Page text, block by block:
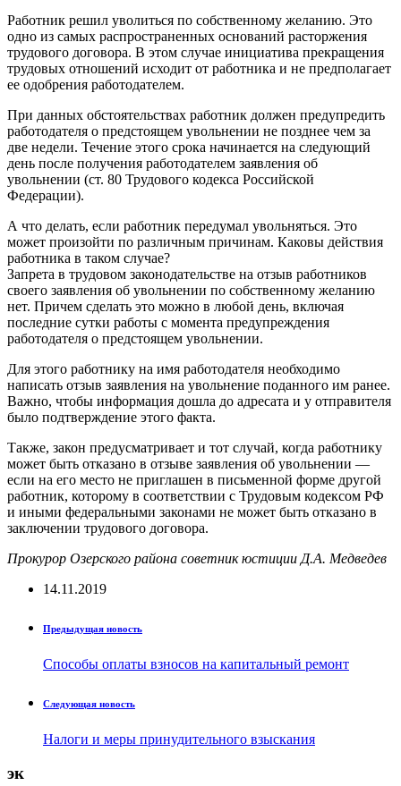
Работник решил уволиться по собственному желанию. Это
одно из самых распространенных оснований расторжения
трудового договора. В этом случае инициатива прекращения
трудовых отношений исходит от работника и не предполагает
ее одобрения работодателем.
При данных обстоятельствах работник должен предупредить
работодателя о предстоящем увольнении не позднее чем за
две недели. Течение этого срока начинается на следующий
день после получения работодателем заявления об
увольнении (ст. 80 Трудового кодекса Российской
Федерации).
А что делать, если работник передумал увольняться. Это
может произойти по различным причинам. Каковы действия
работника в таком случае?
Запрета в трудовом законодательстве на отзыв работников
своего заявления об увольнении по собственному желанию
нет. Причем сделать это можно в любой день, включая
последние сутки работы с момента предупреждения
работодателя о предстоящем увольнении.
Для этого работнику на имя работодателя необходимо
написать отзыв заявления на увольнение поданного им ранее.
Важно, чтобы информация дошла до адресата и у отправителя
было подтверждение этого факта.
Также, закон предусматривает и тот случай, когда работнику
может быть отказано в отзыве заявления об увольнении —
если на его место не приглашен в письменной форме другой
работник, которому в соответствии с Трудовым кодексом РФ
и иными федеральными законами не может быть отказано в
заключении трудового договора.
Прокурор Озерского района советник юстиции Д.А. Медведев
14.11.2019
Предыдущая новость
Способы оплаты взносов на капитальный ремонт
Следующая новость
Налоги и меры принудительного взыскания
эк